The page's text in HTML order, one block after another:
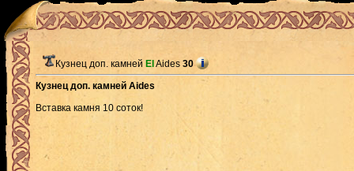
Кузнец доп. камней El Aides 30
Кузнец доп. камней Aides
Вставка камня 10 соток!